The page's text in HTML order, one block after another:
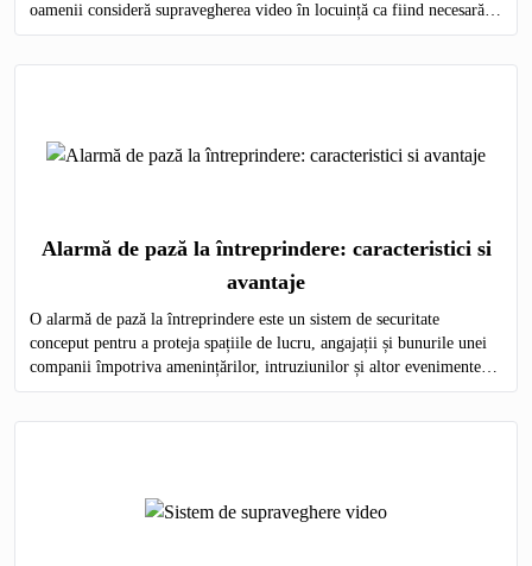
oamenii consideră supravegherea video în locuință ca fiind necesară,
precum și avantajele asociate acestei practici
Alarmă de pază la întreprindere: caracteristici si
avantaje
O alarmă de pază la întreprindere este un sistem de securitate
conceput pentru a proteja spațiile de lucru, angajații și bunurile unei
companii împotriva amenințărilor, intruziunilor și altor evenimente
nedorite.